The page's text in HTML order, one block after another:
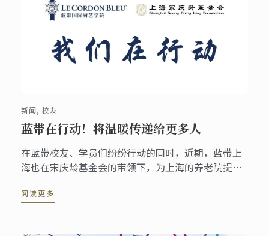
新闻, 校友
蓝带在行动！将温暖传递给更多人
在蓝带校友、学员们纷纷行动的同时，近期，蓝带上
海也在宋庆龄基金会的带领下，为上海的养老院提供
阅读更多